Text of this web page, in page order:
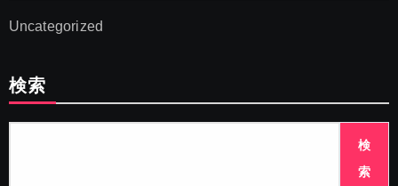
Uncategorized
検索
検
索